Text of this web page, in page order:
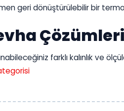
geri dönüştürülebilir bir
farklı kalınlık ve